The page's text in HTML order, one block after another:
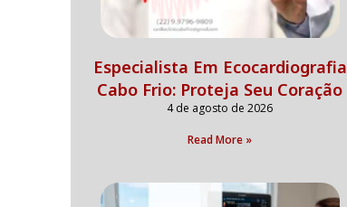
Especialista Em Ecocardiografia
Cabo Frio: Proteja Seu Coração
4 de agosto de 2026
Read More »